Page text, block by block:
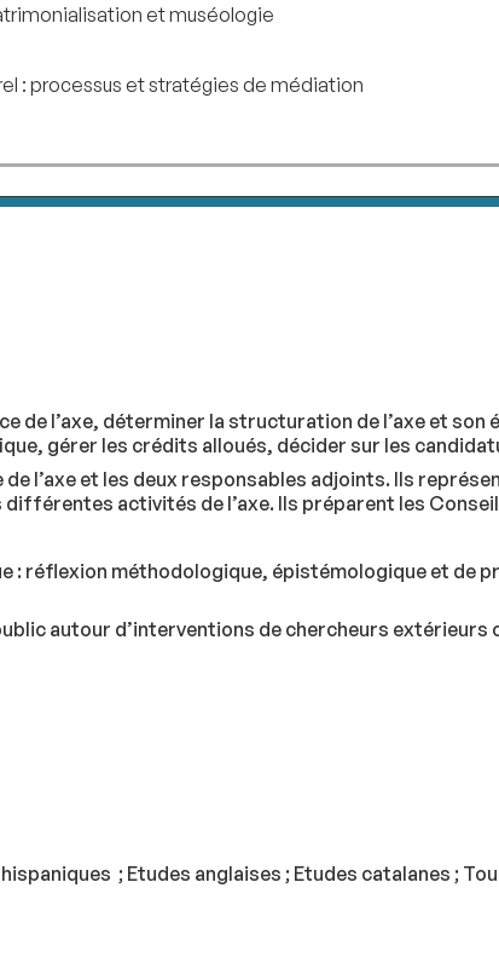
et muséologie
: processus et stratégies de médiation
de l’axe, déterminer la structuration de l’axe et
gérer les crédits alloués, décider sur les
l’axe et les deux responsables adjoints. Ils
activités de l’axe. Ils préparent les
: réflexion méthodologique, épistémologique et de
autour d’interventions de chercheurs extérieurs
; Etudes anglaises ; Etudes catalanes ;